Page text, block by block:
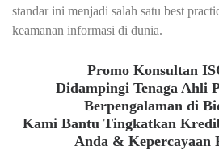
standar ini menjadi salah satu best
keamanan informasi di dunia.
Promo Konsultan
Didampingi Tenaga Ahli
Berpengalaman di
Kami Bantu Tingkatkan
Anda & Kepercayaan